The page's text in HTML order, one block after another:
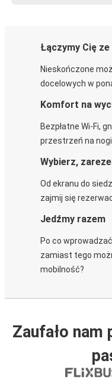
Łączymy Cię
Nieskończone
docelowych w
Komfort na
Bezpłatne Wi-Fi,
przestrzeń na
Wybierz,
Od ekranu do
zajmij się
Jedźmy razem
Po co
zamiast tego
mobilność?
Zaufało